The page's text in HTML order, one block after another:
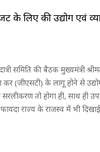
के लिए की उद्योग एवं
समिति की बैठक मुख्यमंत्री
(जीएसटी) के लागू होने से
सरलीकरण तो होगा ही, साथ ही
राज्य के राजस्व में भी दिखाई